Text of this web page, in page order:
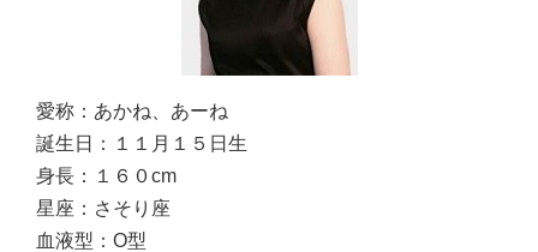
愛称： あかね、あーね
誕生日：
１１月１５日生
身長：
１６０cm
星座： さそり座
血液型： O型